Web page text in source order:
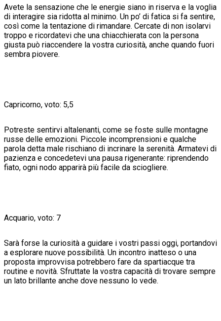
Avete la sensazione che le energie siano in riserva e la voglia
di interagire sia ridotta al minimo. Un po’ di fatica si fa sentire,
così come la tentazione di rimandare. Cercate di non isolarvi
troppo e ricordatevi che una chiacchierata con la persona
giusta può riaccendere la vostra curiosità, anche quando fuori
sembra piovere.
Capricorno, voto: 5,5
Potreste sentirvi altalenanti, come se foste sulle montagne
russe delle emozioni. Piccole incomprensioni e qualche
parola detta male rischiano di incrinare la serenità. Armatevi di
pazienza e concedetevi una pausa rigenerante: riprendendo
fiato, ogni nodo apparirà più facile da sciogliere.
Acquario, voto: 7
Sarà forse la curiosità a guidare i vostri passi oggi, portandovi
a esplorare nuove possibilità. Un incontro inatteso o una
proposta improvvisa potrebbero fare da spartiacque tra
routine e novità. Sfruttate la vostra capacità di trovare sempre
un lato brillante anche dove nessuno lo vede.